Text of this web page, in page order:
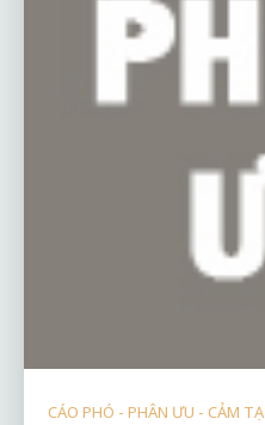
CÁO PHÓ - PHÂN ƯU - CẢM TẠ